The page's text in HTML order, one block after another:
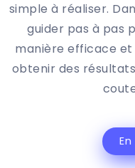
simple à réaliser.
guider pas à pas
manière efficace et
obtenir des